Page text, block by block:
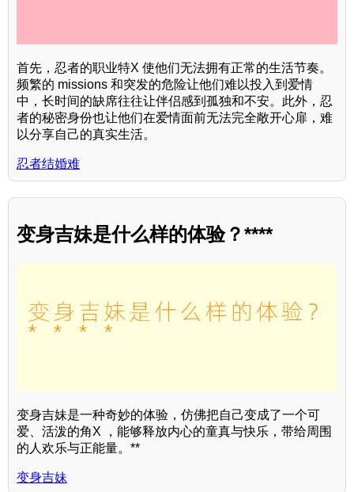
首先，忍者的职业特X 使他们无法拥有正常的生活节奏。
频繁的 missions 和突发的危险让他们难以投入到爱情
中，长时间的缺席往往让伴侣感到孤独和不安。此外，忍
者的秘密身份也让他们在爱情面前无法完全敞开心扉，难
以分享自己的真实生活。
忍者结婚难
变身吉妹是什么样的体验？****
变身吉妹是一种奇妙的体验，仿佛把自己变成了一个可
爱、活泼的角X ，能够释放内心的童真与快乐，带给周围
的人欢乐与正能量。**
变身吉妹